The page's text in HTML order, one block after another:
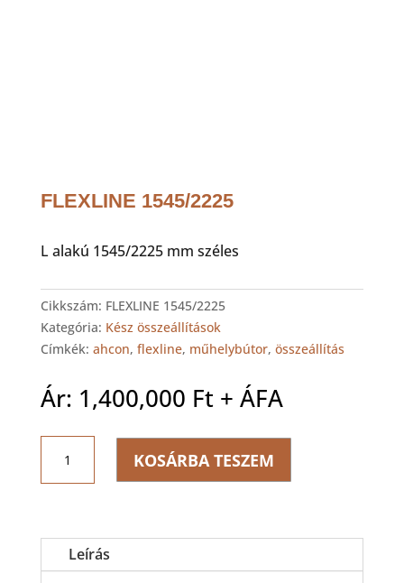
FLEXLINE 1545/2225
L alakú 1545/2225 mm széles
Cikkszám: FLEXLINE 1545/2225
Kategória: Kész összeállítások
Címkék: ahcon, flexline, műhelybútor, összeállítás
Ár: 1,400,000 Ft + ÁFA
1545/2225
mennyiség
KOSÁRBA TESZEM
Leírás